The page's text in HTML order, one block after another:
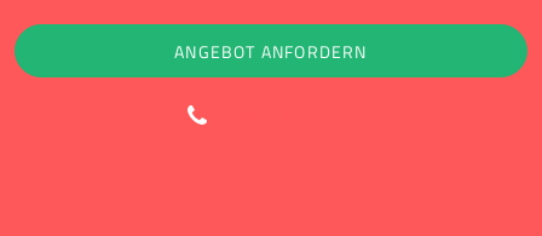
ANGEBOT ANFORDERN